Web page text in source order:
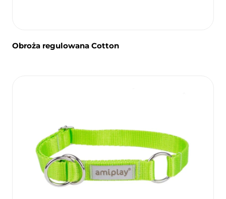
Obroża regulowana Cotton